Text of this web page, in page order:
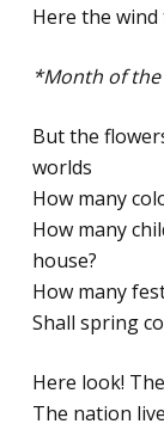
Here the
*Month of the
But the
worlds
How many
How many
house?
How many
Shall spring
Here look!
The nation